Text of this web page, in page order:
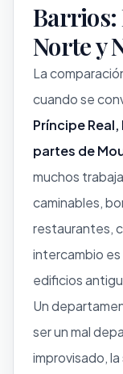
Barrios:
Norte y
La
cuando se
Príncipe
partes de
muchos
caminables,
restaurantes,
intercambio
edificios
Un
ser un mal
improvisado,